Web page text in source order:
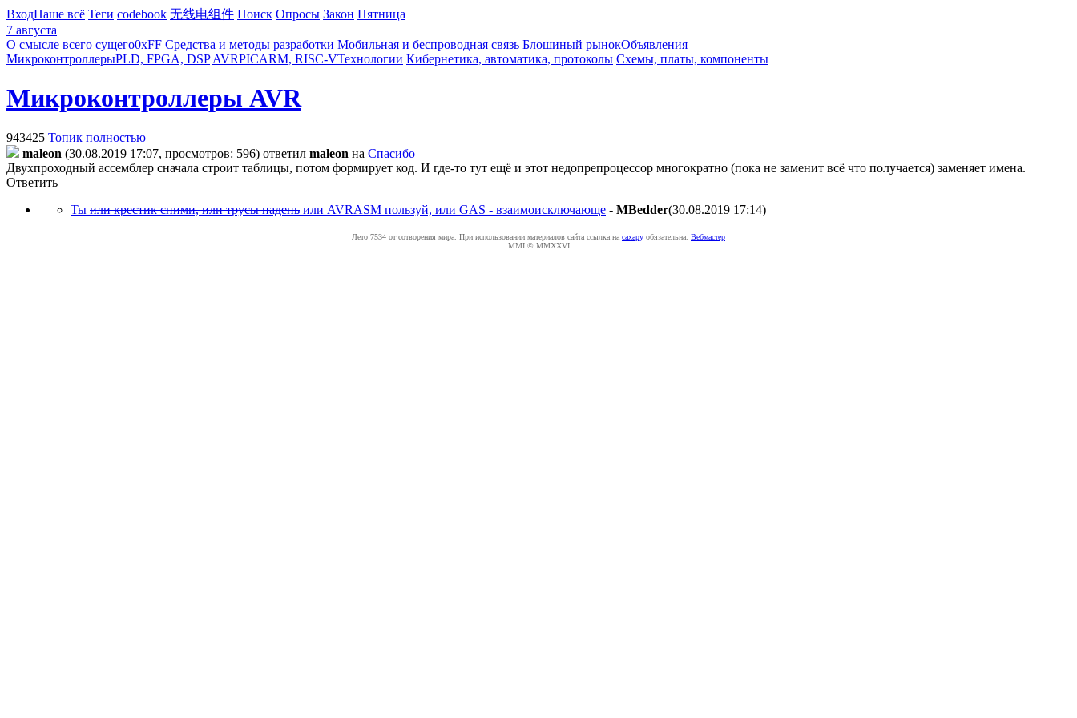
ВходНаше всё Теги codebook 无线电组件 Поиск Опросы Закон Пятница
7 августа
О смысле всего сущего0xFF Средства и методы разработки Мобильная и беспроводная связь Блошиный рынокОбъявления
МикроконтроллерыPLD, FPGA, DSP AVRPICARM, RISC-VТехнологии Кибернетика, автоматика, протоколы Схемы, платы, компоненты
Микроконтроллеры AVR
943425 Топик полностью
maleon (30.08.2019 17:07, просмотров: 596) ответил maleon на Спасибо
Двухпроходный ассемблер сначала строит таблицы, потом формирует код. И где-то тут ещё и этот недопрепроцессор многократно (пока не заменит всё что получается) заменяет имена.
Ответить
Ты или крестик сними, или трусы надень или AVRASM пользуй, или GAS - взаимоисключающе - MBedder(30.08.2019 17:14)
Лето 7534 от сотворения мира. При использовании материалов сайта ссылка на caxapу обязательна. Вебмастер
MMI © MMXXVI